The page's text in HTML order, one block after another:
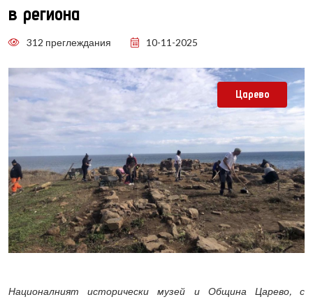
в региона
312 преглеждания 10-11-2025
Царево
Националният исторически музей и Община Царево, с